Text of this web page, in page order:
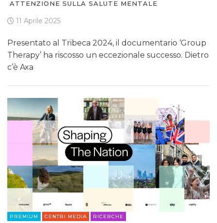
ATTENZIONE SULLA SALUTE MENTALE
11 Aprile 2025
Presentato al Tribeca 2024, il documentario ‘Group
Therapy’ ha riscosso un eccezionale successo. Dietro
c’è Axa
PREMIUM CENTRI MEDIA RICERCHE